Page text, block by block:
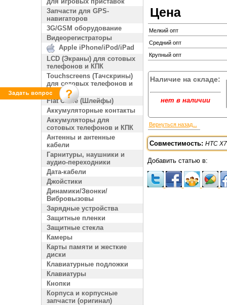
Запчасти для GPS-
навигаторов
3G/GSM оборудование
Видеорегистраторы
Apple iPhone/iPod/iPad
LCD (Экраны) для сотовых
телефонов и КПК
Touchscreens (Тачскрины)
для сотовых телефонов и
КПК
Flat Cable (Шлейфы)
Аккумуляторные контакты
Аккумуляторы для
сотовых телефонов и КПК
Антенны и антенные
кабели
Гарнитуры, наушники и
аудио-переходники
Дата-кабели
Джойстики
Динамики/Звонки/
Вибровызовы
Зарядные устройства
Защитные пленки
Защитные стекла
Камеры
Карты памяти и жесткие
диски
Клавиатурные подложки
Клавиатуры
Кнопки
Корпуса и корпусные
запчасти (оригинал)
Цена
Мелкий опт
Средний опт
Крупный опт
Наличие на складе:
нет в наличии
Вернуться назад...
Совместимость: HTC
Добавить статью в: